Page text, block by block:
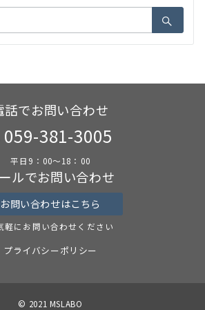
話でお問い合わせ
059-381-3005
平日9：00～18：00
ルでお問い合わせ
お問い合わせはこちら
軽にお問い合わせください
プライバシーポリシー
© 2021 MSLABO